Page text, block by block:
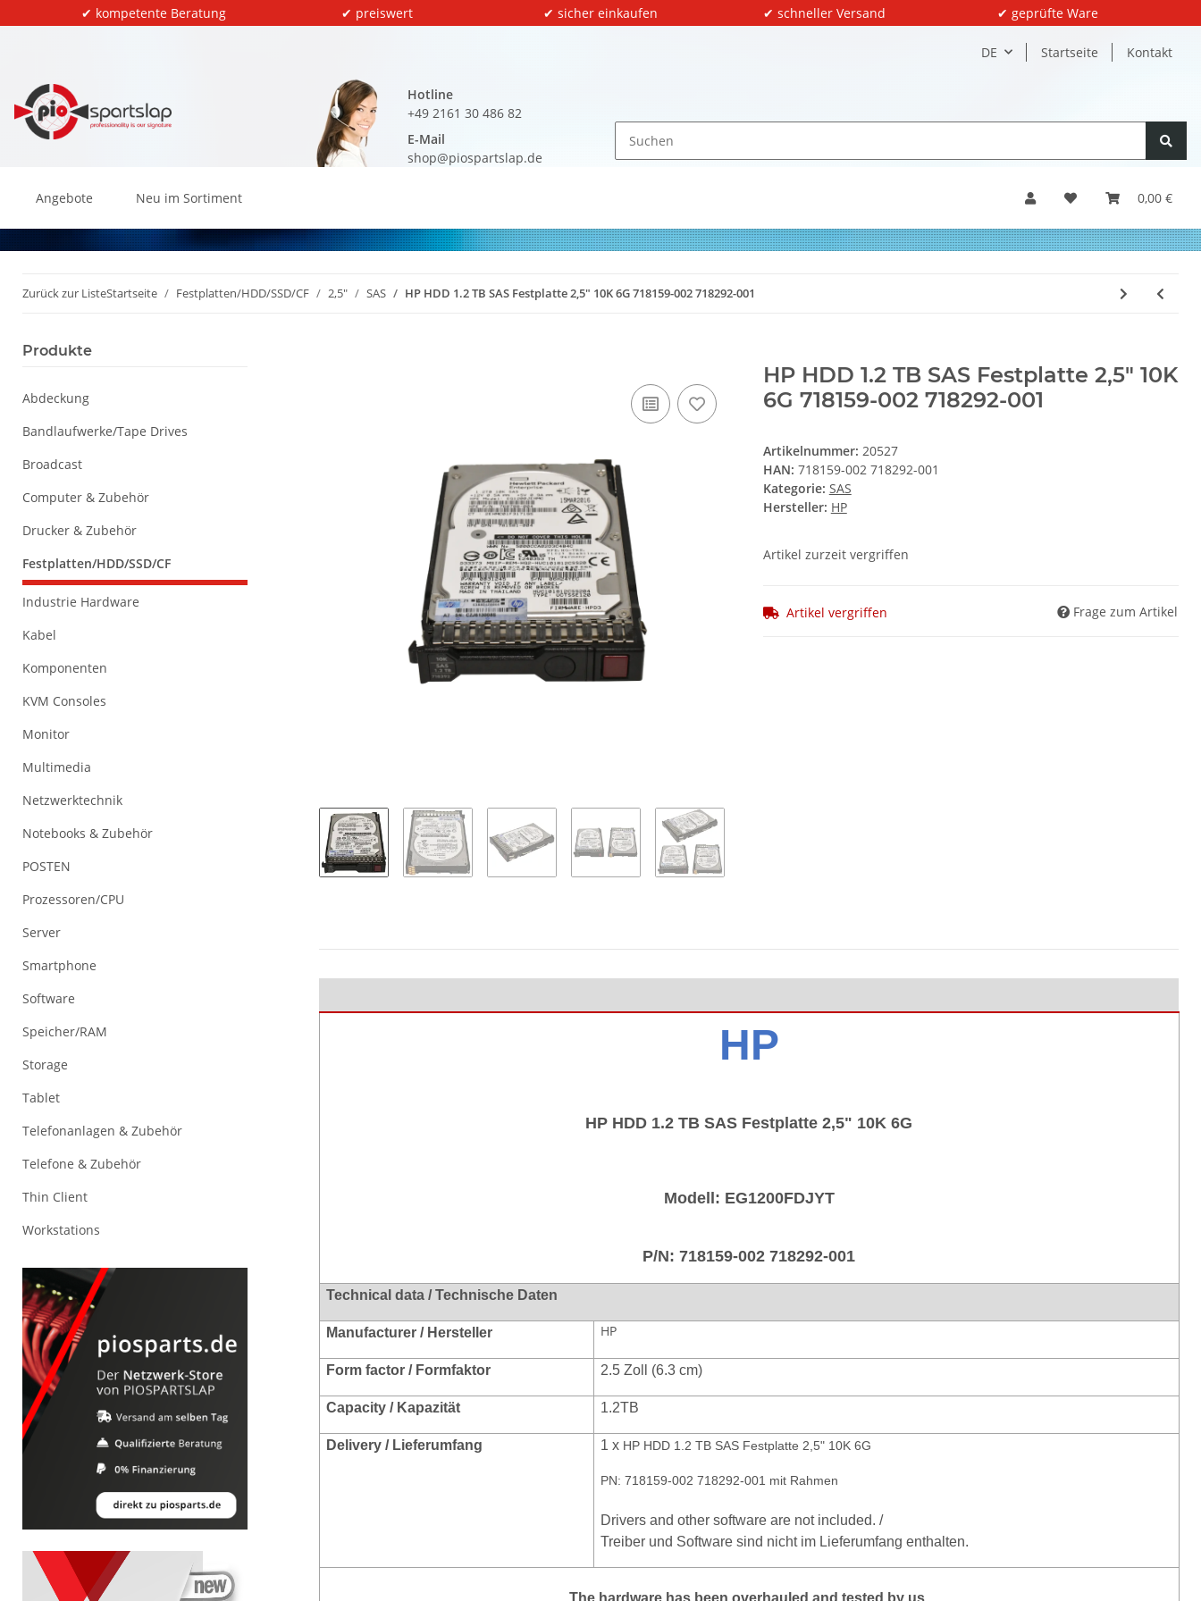
✔ kompetente Beratung ✔ preiswert ✔ sicher einkaufen ✔ schneller Versand ✔ geprüfte Ware
DE Startseite Kontakt
Hotline
+49 2161 30 486 82
E-Mail
shop@piospartslap.de
0,00 €
Angebote Neu im Sortiment
Zurück zur ListeStartseite Festplatten/HDD/SSD/CF 2,5" SAS HP HDD 1.2 TB SAS Festplatte 2,5" 10K 6G 718159-002 718292-001
HP HDD 1.2 TB SAS Festplatte 2,5" 10K
6G 718159-002 718292-001
Artikelnummer: 20527
HAN: 718159-002 718292-001
Kategorie: SAS
Hersteller: HP
Artikel zurzeit vergriffen
Artikel vergriffen Frage zum Artikel
HP
HP HDD 1.2 TB SAS Festplatte 2,5" 10K 6G
Modell: EG1200FDJYT
P/N: 718159-002 718292-001
Technical data / Technische Daten
Manufacturer / Hersteller HP
Form factor / Formfaktor 2.5 Zoll (6.3 cm)
Capacity / Kapazität 1.2TB
Delivery / Lieferumfang 1 x HP HDD 1.2 TB SAS Festplatte 2,5" 10K 6G
PN: 718159-002 718292-001 mit Rahmen
Drivers and other software are not included. /
Treiber und Software sind nicht im Lieferumfang enthalten.
Produkte
Abdeckung
Bandlaufwerke/Tape Drives
Broadcast
Computer & Zubehör
Drucker & Zubehör
Festplatten/HDD/SSD/CF
Industrie Hardware
Kabel
Komponenten
KVM Consoles
Monitor
Multimedia
Netzwerktechnik
Notebooks & Zubehör
POSTEN
Prozessoren/CPU
Server
Smartphone
Software
Speicher/RAM
Storage
Tablet
Telefonanlagen & Zubehör
Telefone & Zubehör
Thin Client
Workstations